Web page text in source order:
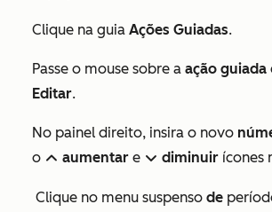
Clique na guia Ações Guiadas.
Passe o mouse sobre a ação guiada
Editar.
No painel direito, insira o novo
o upIcon aumentar e downIcon diminuir ícones
Clique no menu suspenso de